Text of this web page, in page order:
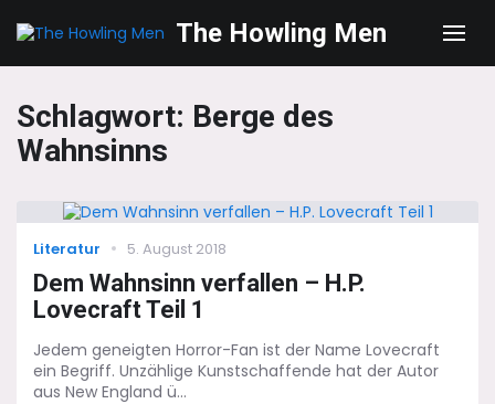
The Howling Men
Schlagwort: Berge des
Wahnsinns
Categories
Literatur
Posted
5. August 2018
Dem Wahnsinn verfallen – H.P.
Lovecraft Teil 1
Jedem geneigten Horror-Fan ist der Name Lovecraft
ein Begriff. Unzählige Kunstschaffende hat der Autor
aus New England ü...